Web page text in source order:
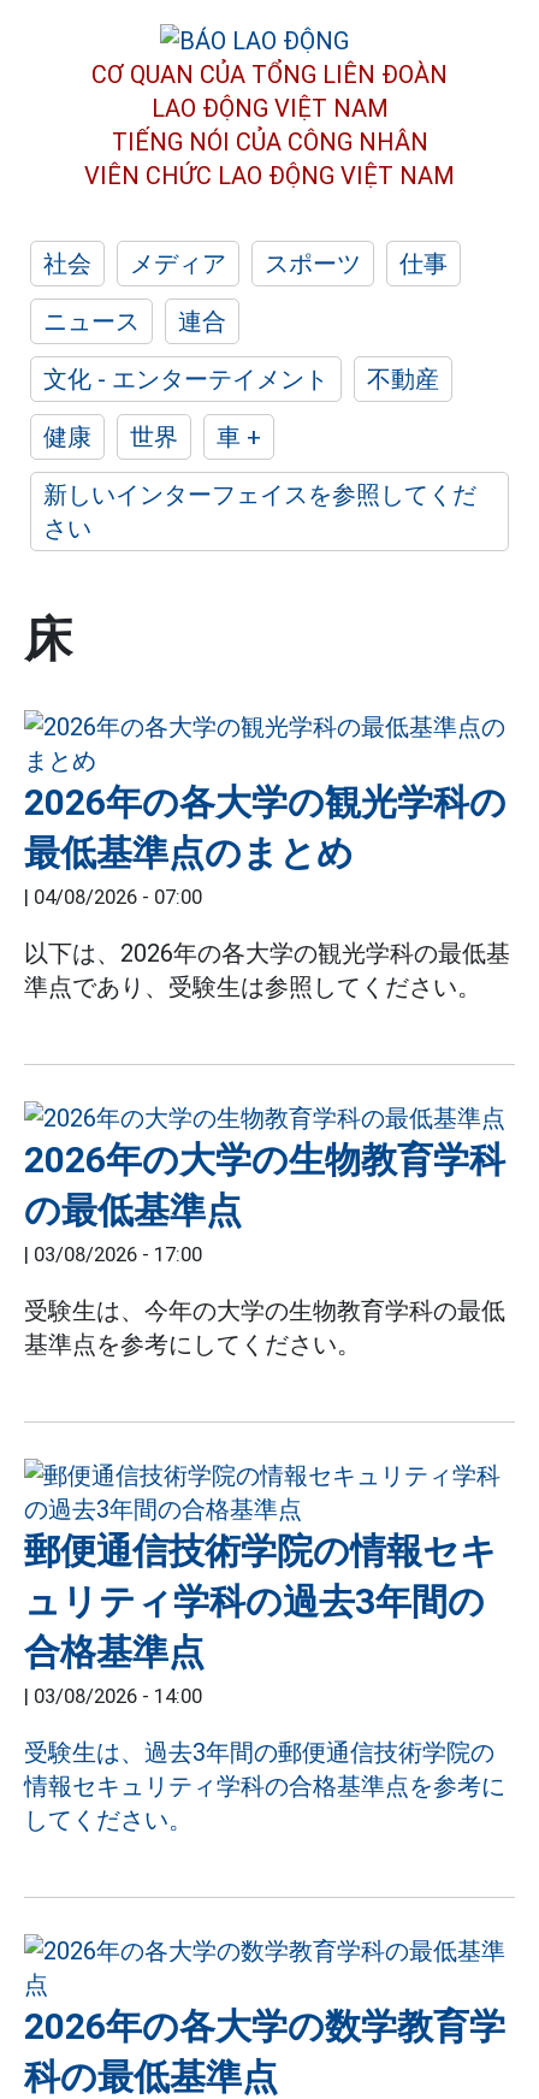
CƠ QUAN CỦA TỔNG LIÊN ĐOÀN
LAO ĐỘNG VIỆT NAM
TIẾNG NÓI CỦA CÔNG NHÂN
VIÊN CHỨC LAO ĐỘNG VIỆT NAM
社会 メディア スポーツ
仕事
ニュース
連合
文化 - エンターテイメント
不動産
健康
世界
車 +
新しいインターフェイスを参照してくだ
さい
床
2026年の各大学の観光学科の
最低基準点のまとめ
| 04/08/2026 - 07:00
以下は、2026年の各大学の観光学科の最低基
準点であり、受験生は参照してください。
2026年の大学の生物教育学科
の最低基準点
| 03/08/2026 - 17:00
受験生は、今年の大学の生物教育学科の最低
基準点を参考にしてください。
郵便通信技術学院の情報セキ
ュリティ学科の過去3年間の
合格基準点
| 03/08/2026 - 14:00
受験生は、過去3年間の郵便通信技術学院の
情報セキュリティ学科の合格基準点を参考に
してください。
2026年の各大学の数学教育学
科の最低基準点